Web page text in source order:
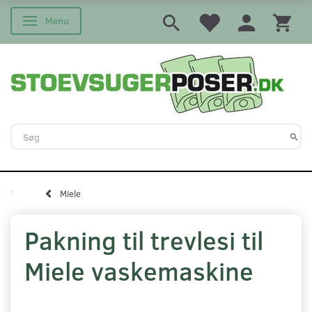
Skifte navigation
Menu
Miele
Pakning til trevlesi til
Miele vaskemaskine